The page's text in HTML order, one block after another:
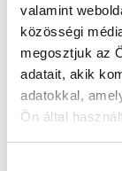
valamint
közösségi
megosztjuk az
adatait, akik
adatokkal,
Ön által